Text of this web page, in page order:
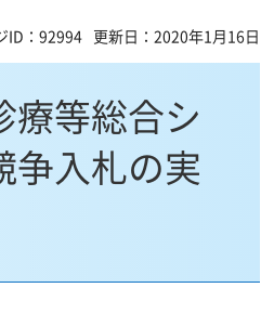
ID：92994 更新日：2020年1月16日
療等総合シ
争入札の実